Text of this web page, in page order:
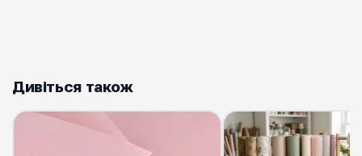
Дивіться також